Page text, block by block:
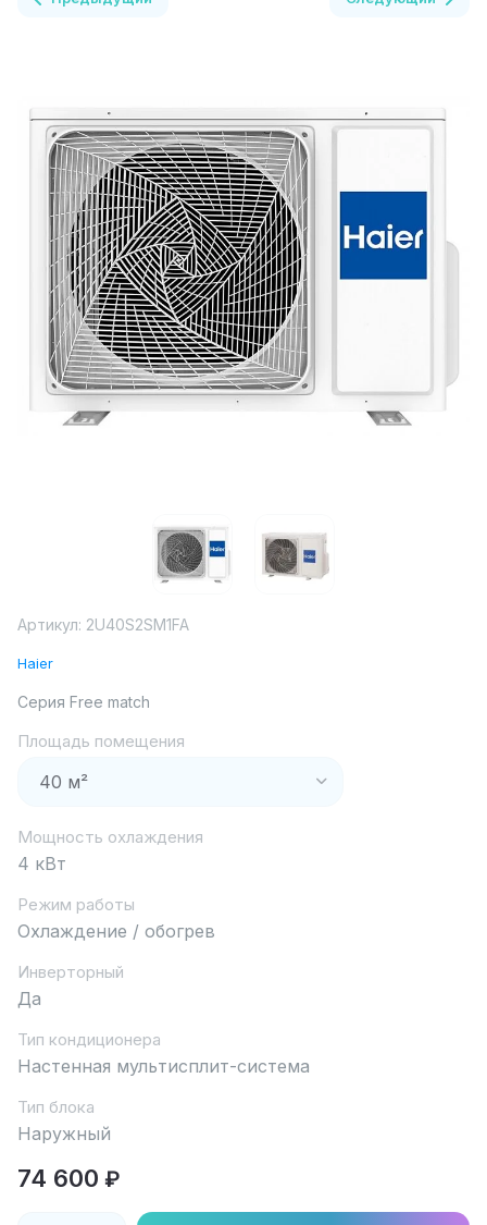
Артикул: 2U40S2SM1FA
Haier
Серия Free match
Площадь помещения
Мощность охлаждения
4 кВт
Режим работы
Охлаждение / обогрев
Инверторный
Да
Тип кондиционера
Настенная мультисплит-система
Тип блока
Наружный
74 600 ₽